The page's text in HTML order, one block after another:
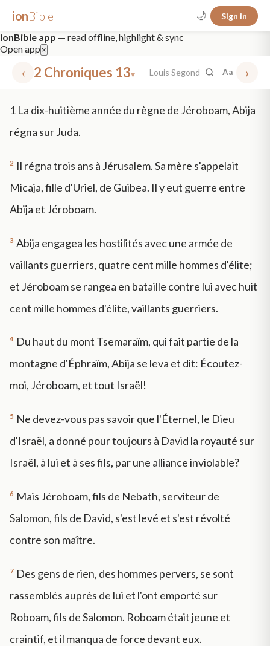
ionBible 🌙 Sign in
ionBible app — read offline, highlight & sync
Open app ×
‹ 2 Chroniques 13▾ Louis Segond Aa ›
nt faith
1 La dix-huitième année du règne de Jéroboam, Abija
régna sur Juda.
2 Il régna trois ans à Jérusalem. Sa mère s'appelait
Micaja, fille d'Uriel, de Guibea. Il y eut guerre entre
Abija et Jéroboam.
3 Abija engagea les hostilités avec une armée de
vaillants guerriers, quatre cent mille hommes d'élite;
et Jéroboam se rangea en bataille contre lui avec huit
cent mille hommes d'élite, vaillants guerriers.
4 Du haut du mont Tsemaraïm, qui fait partie de la
montagne d'Éphraïm, Abija se leva et dit: Écoutez-
moi, Jéroboam, et tout Israël!
5 Ne devez-vous pas savoir que l'Éternel, le Dieu
d'Israël, a donné pour toujours à David la royauté sur
Israël, à lui et à ses fils, par une alliance inviolable?
6 Mais Jéroboam, fils de Nebath, serviteur de
Salomon, fils de David, s'est levé et s'est révolté
contre son maître.
7 Des gens de rien, des hommes pervers, se sont
rassemblés auprès de lui et l'ont emporté sur
Roboam, fils de Salomon. Roboam était jeune et
craintif, et il manqua de force devant eux.